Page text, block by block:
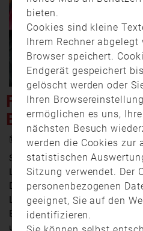
FEUERTEUFEL
BAUERN IN
7. Januar 2020 17:50
Seit Wochen treibt ein
Landkreis Landsberg sein
Dezember gab es dort
Landwirtschaftlichen
Brand in Scheuring sind am
ums Leben gekommen. Wir
bieten.
Cookies sind kleine
Ihrem Rechner
Browser speichert.
Endgerät gespeichert
gelöscht werden oder
Ihren
ermöglichen es uns,
nächsten Besuch
werden die Cookies zur
statistischen
Sitzung verwendet. Der
personenbezogenen
geeignet, Sie auf den
identifizieren.